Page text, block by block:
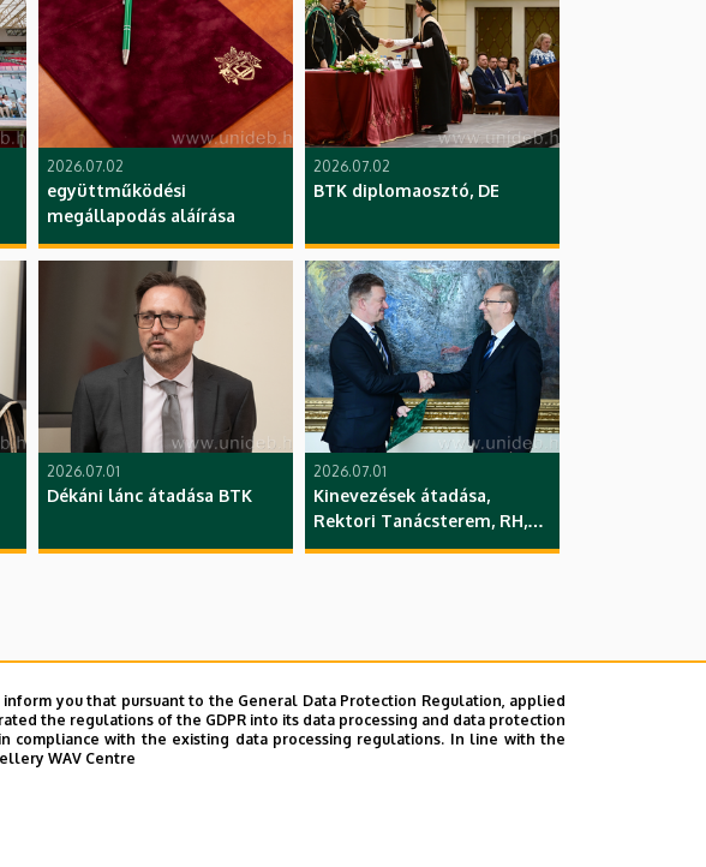
2026.07.02
együttműködési
megállapodás aláírása
2026.07.02
BTK diplomaosztó, DE
2026.07.01
Dékáni lánc átadása BTK
2026.07.01
Kinevezések átadása,
Rektori Tanácsterem, RH,
DE
you that pursuant to the General Data Protection Regulation, applied
the regulations of the GDPR into its data processing and data protection
compliance with the existing data processing regulations. In line with the
WAV Centre